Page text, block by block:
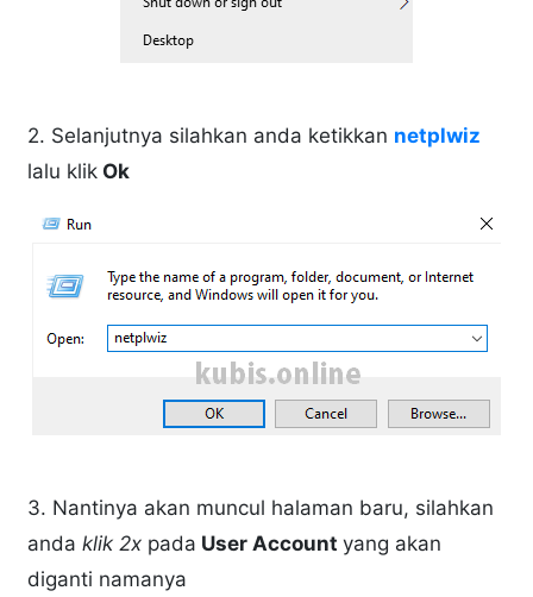
2. Selanjutnya silahkan anda ketikkan netplwiz
lalu klik Ok
3. Nantinya akan muncul halaman baru, silahkan
anda klik 2x pada User Accountyang akan
diganti namanya